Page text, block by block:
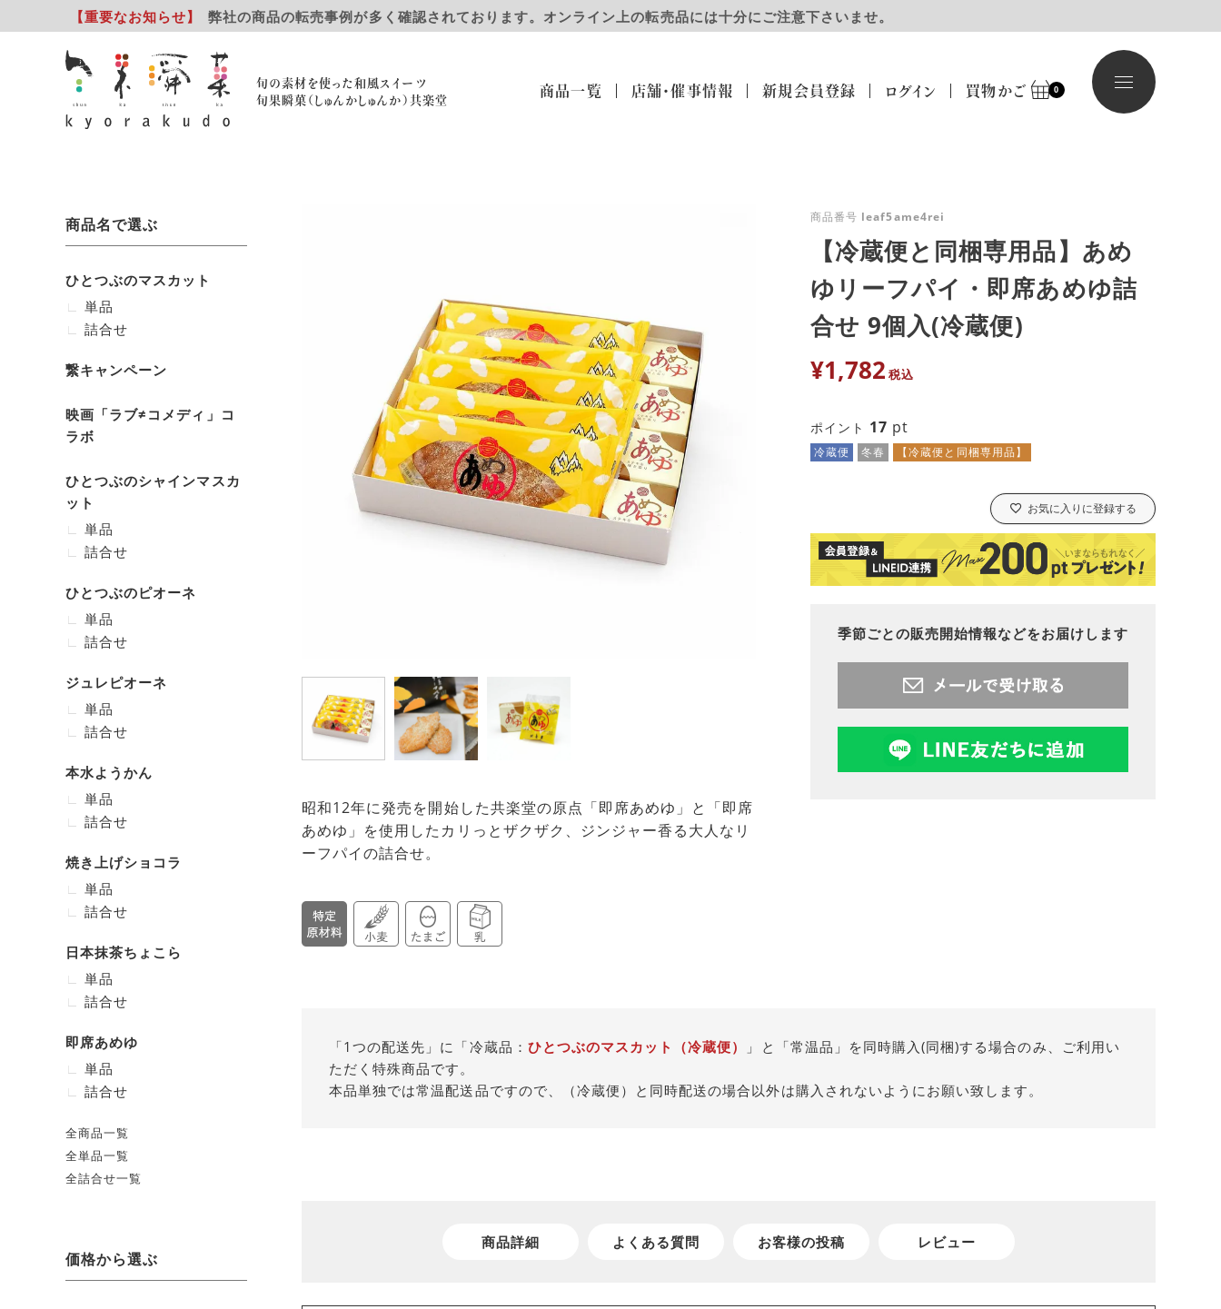
【重要なお知らせ】 弊社の商品の転売事例が多く確認されております。オンライン上の転売品には十分にご注意下さいませ。
旬の素材を使った和風スイーツ
旬果瞬菓（しゅんかしゅんか）共楽堂
商品一覧 店舗・催事情報 新規会員登録 ログイン 買物かご 0
昭和12年に発売を開始した共楽堂の原点「即席あめゆ」と「即席
あめゆ」を使用したカリっとザクザク、ジンジャー香る大人なリ
ーフパイの詰合せ。
商品番号 leaf5ame4rei
【冷蔵便と同梱専用品】あめ
ゆリーフパイ・即席あめゆ詰
合せ 9個入(冷蔵便)
¥1,782 税込
ポイント 17 pt
冷蔵便 冬春 【冷蔵便と同梱専用品】
お気に入りに登録する
季節ごとの販売開始情報などをお届けします
「1つの配送先」に「冷蔵品： ひとつぶのマスカット（冷蔵便）
」と「常温品」を同時購入(同梱)する場合のみ、ご利用い
ただく特殊商品です。
本品単独では常温配送品ですので、（冷蔵便）と同時配送の場合以外は購入されないようにお願い致します。
商品詳細 よくある質問 お客様の投稿 レビュー
商品名で選ぶ
ひとつぶのマスカット
単品
詰合せ
繋キャンペーン
映画「ラブ≠コメディ」コ
ラボ
ひとつぶのシャインマスカ
ット
単品
詰合せ
ひとつぶのピオーネ
単品
詰合せ
ジュレピオーネ
単品
詰合せ
本水ようかん
単品
詰合せ
焼き上げショコラ
単品
詰合せ
日本抹茶ちょこら
単品
詰合せ
即席あめゆ
単品
詰合せ
全商品一覧
全単品一覧
全詰合せ一覧
価格から選ぶ